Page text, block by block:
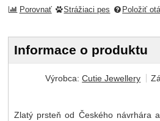
Porovnať Strážiaci pes Položiť
Informace o produktu
Výrobca:Cutie Jewellery
Zlatý prsteň od Českého návrhára